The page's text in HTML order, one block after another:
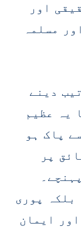
اور
مسلمہ
دینے
یہ عظیم
پاک ہو
پر
بلکہ پوری
ایمان